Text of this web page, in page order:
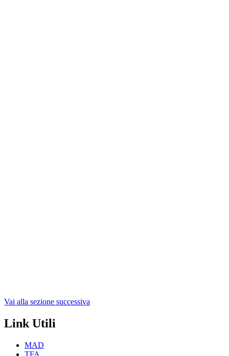
Vai alla sezione successiva
Link Utili
MAD
TFA